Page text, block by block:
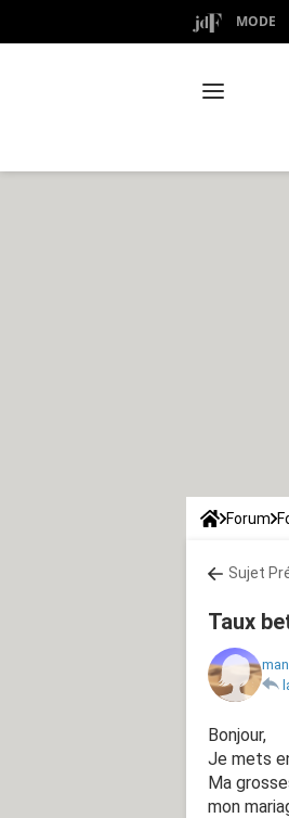
MODE
Forum
Sujet
Taux
Bonjour,
Je mets
Ma
mon